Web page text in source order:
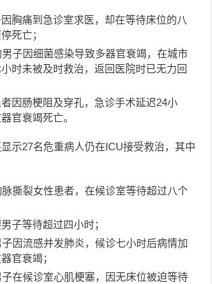
胸痛到急诊室求医，却在等待床位的八
死亡；
子因细菌感染导致多器官衰竭，在城市
时未被及时救治，返回医院时已无力回
因肠梗阻及穿孔，急诊手术延迟24小
官衰竭死亡。
示27名危重病人仍在ICU接受救治，其中
撕裂女性患者，在候诊室等待超过八个
子等待超过四小时；
因流感并发肺炎，候诊七小时后病情加
官衰竭；
在候诊室心肌梗塞，因无床位被迫等待